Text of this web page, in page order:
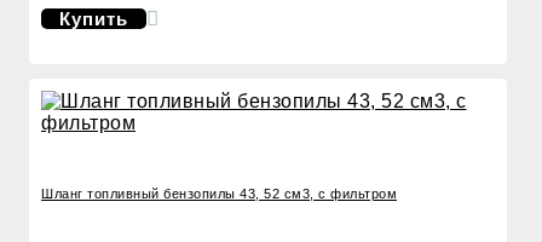
Купить
Шланг топливный бензопилы 43, 52 см3, с фильтром